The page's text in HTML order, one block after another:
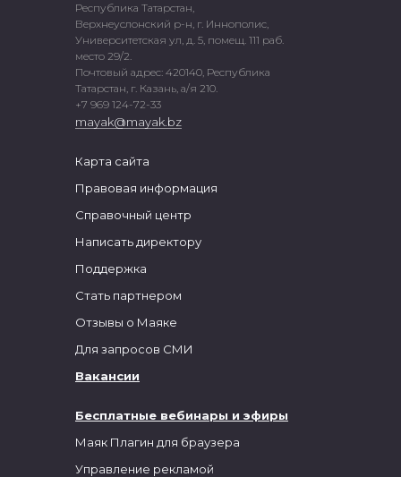
Республика Татарстан,
Верхнеуслонский р-н, г. Иннополис,
Университетская ул, д. 5, помещ. 111 раб.
место 29/2.
Почтовый адрес: 420140, Республика
Татарстан, г. Казань, а/я 210.
+7 969 124-72-33
mayak@mayak.bz
Бесплатные вебинары и эфиры
Маяк Плагин для браузера
Управление рекламой
Карта сайта
Правовая информация
Справочный центр
Написать директору
Поддержка
Стать партнером
Отзывы о Маяке
Для запросов СМИ
Вакансии